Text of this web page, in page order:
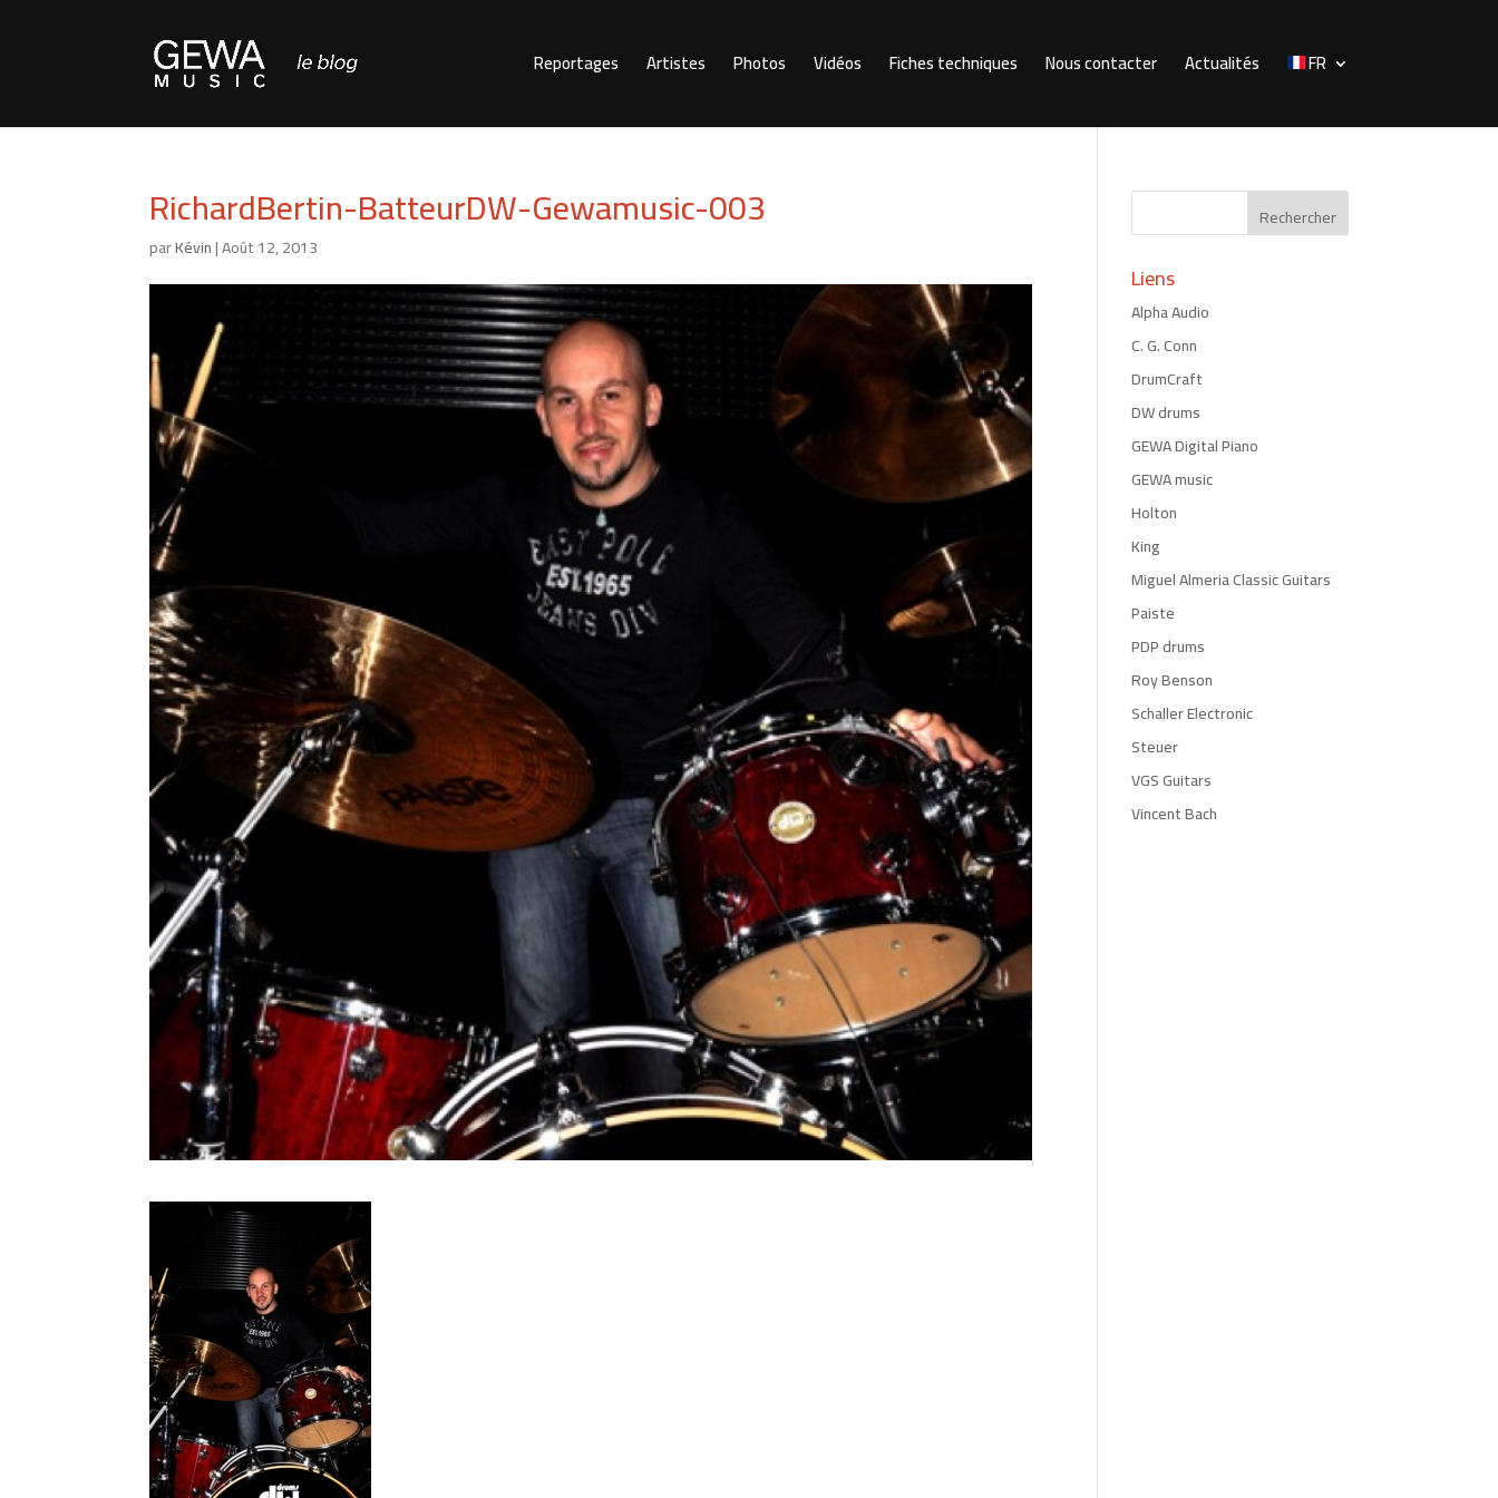
Reportages Artistes Photos Vidéos Fiches techniques Nous contacter Actualités FR
RichardBertin-BatteurDW-Gewamusic-003
parKévin|Août 12, 2013
Liens
Alpha Audio
C. G. Conn
DrumCraft
DW drums
GEWA Digital Piano
GEWA music
Holton
King
Miguel Almeria Classic Guitars
Paiste
PDP drums
Roy Benson
Schaller Electronic
Steuer
VGS Guitars
Vincent Bach